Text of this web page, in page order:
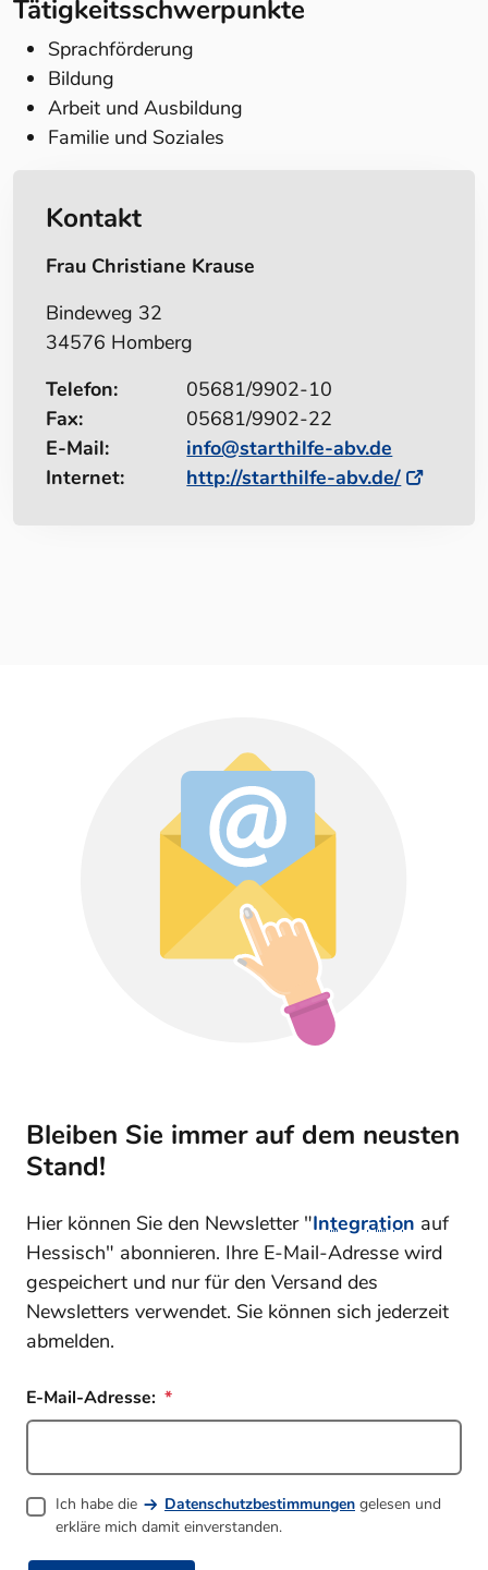
Tätigkeitsschwerpunkte
Sprachförderung
Bildung
Arbeit und Ausbildung
Familie und Soziales
Kontakt
Frau Christiane Krause
Bindeweg 32
34576 Homberg
Telefon:
05681/9902-10
Fax:
05681/9902-22
E-Mail:
info@starthilfe-abv.de
Internet:
http://starthilfe-abv.de/
Bleiben Sie immer auf dem neusten
Stand!
Hier können Sie den Newsletter "Integration auf
Hessisch" abonnieren. Ihre E-Mail-Adresse wird
gespeichert und nur für den Versand des
Newsletters verwendet. Sie können sich jederzeit
abmelden.
E-Mail-Adresse:
Ich habe die Datenschutzbestimmungen gelesen und
erkläre mich damit einverstanden.